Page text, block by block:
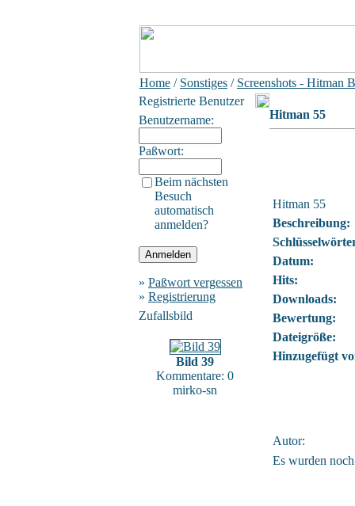
Home / Sonstiges / Screenshots - Hitman
Registrierte Benutzer
Benutzername:
Paßwort:
Beim nächsten
Besuch
automatisch
anmelden?
» Paßwort vergessen
» Registrierung
Zufallsbild
Bild 39
Kommentare: 0
mirko-sn
Hitman 55
Hitman 55
Beschreibung:
Datum:
Hits:
Downloads:
Bewertung:
Dateigröße:
Hinzugefügt
Autor:
Es wurden